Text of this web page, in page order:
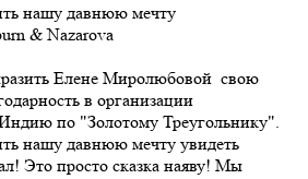
нашу давнюю мечту
& Nazarova
Елене Миролюбовой свою
в организации
Индию по "Золотому Треугольнику".
нашу давнюю мечту увидеть
Это просто сказка наяву! Мы